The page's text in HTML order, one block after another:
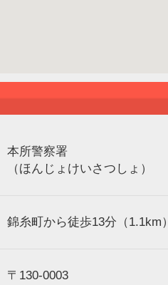
本所警察署
（ほんじょけいさつしょ）
錦糸町から徒歩13分（1.1km）
〒130-0003